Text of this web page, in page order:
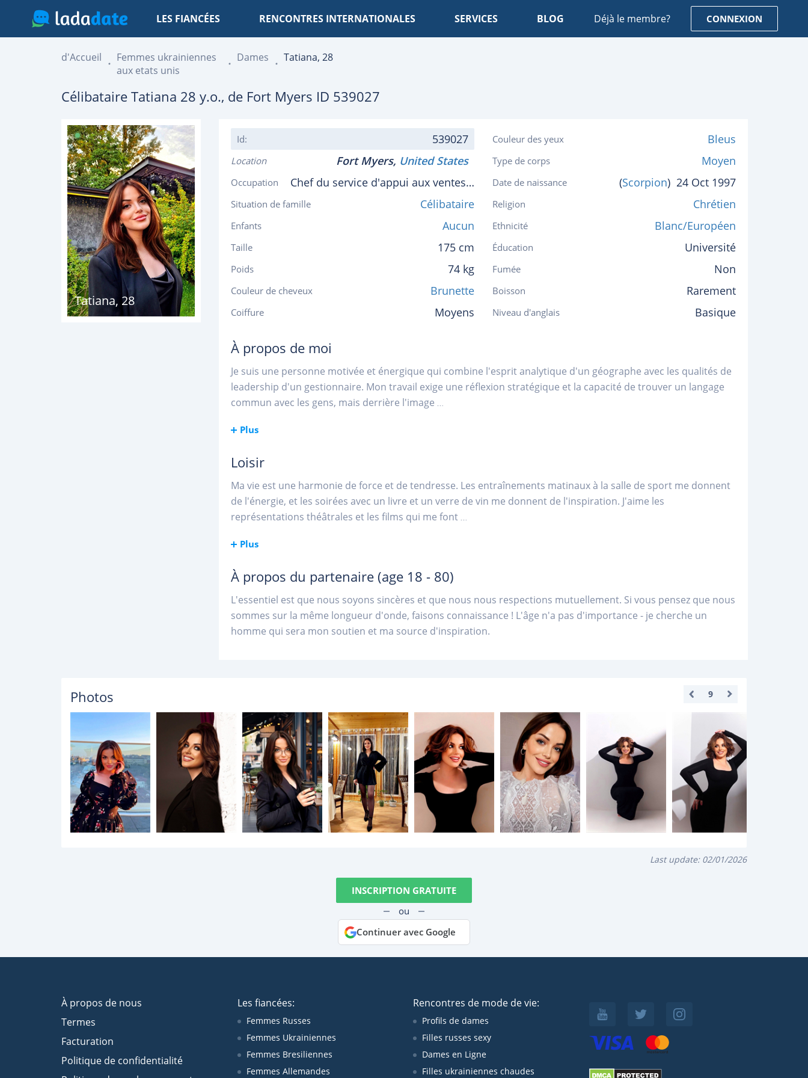
LES FIANCÉES RENCONTRES INTERNATIONALES SERVICES BLOG Déjà le membre? CONNEXION
d'Accueil
Femmes ukrainiennes
aux etats unis
Dames Tatiana, 28
Célibataire Tatiana 28 y.o., de Fort Myers ID 539027
Tatiana, 28
Id: 539027
Location Fort Myers, United States
Occupation Chef du service d'appui aux ventes des entreprises
Situation de famille Célibataire
Enfants Aucun
Taille 175 cm
Poids 74 kg
Couleur de cheveux Brunette
Coiffure Moyens
Couleur des yeux Bleus
Type de corps Moyen
Date de naissance (Scorpion) 24 Oct 1997
Religion Chrétien
Ethnicité Blanc/Européen
Éducation Université
Fumée Non
Boisson Rarement
Niveau d'anglais Basique
À propos de moi
Je suis une personne motivée et énergique qui combine l'esprit analytique d'un géographe avec les qualités de
leadership d'un gestionnaire. Mon travail exige une réflexion stratégique et la capacité de trouver un langage
commun avec les gens, mais derrière l'image ...
Plus
Loisir
Ma vie est une harmonie de force et de tendresse. Les entraînements matinaux à la salle de sport me donnent
de l'énergie, et les soirées avec un livre et un verre de vin me donnent de l'inspiration. J'aime les
représentations théâtrales et les films qui me font...
Plus
À propos du partenaire (age 18 - 80)
L'essentiel est que nous soyons sincères et que nous nous respections mutuellement. Si vous pensez que nous
sommes sur la même longueur d'onde, faisons connaissance ! L'âge n'a pas d'importance - je cherche un
homme qui sera mon soutien et ma source d'inspiration.
Photos 9
Last update: 02/01/2026
INSCRIPTION GRATUITE
ou
Continuer avec Google
À propos de nous
Termes
Facturation
Politique de confidentialité
Les fiancées:
Femmes Russes
Femmes Ukrainiennes
Femmes Bresiliennes
Femmes Allemandes
Rencontres de mode de vie:
Profils de dames
Filles russes sexy
Dames en Ligne
Filles ukrainiennes chaudes